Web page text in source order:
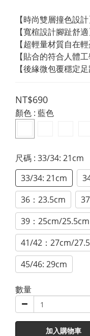
【時尚雙層撞色設計
【寬楦設計腳趾舒適
【超輕量材質自在輕
【貼合的符合人體工
【後緣微包覆穩定足
NT$690
顏色 : 藍色
尺碼 : 33/34: 21cm
33/34: 21cm
36：23.5cm
39：25cm/25.5cm
41/42：27cm/
45/46: 29cm
數量
加入購物車